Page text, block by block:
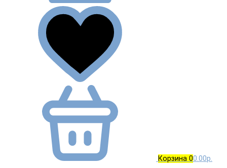
Корзина 00.00р.